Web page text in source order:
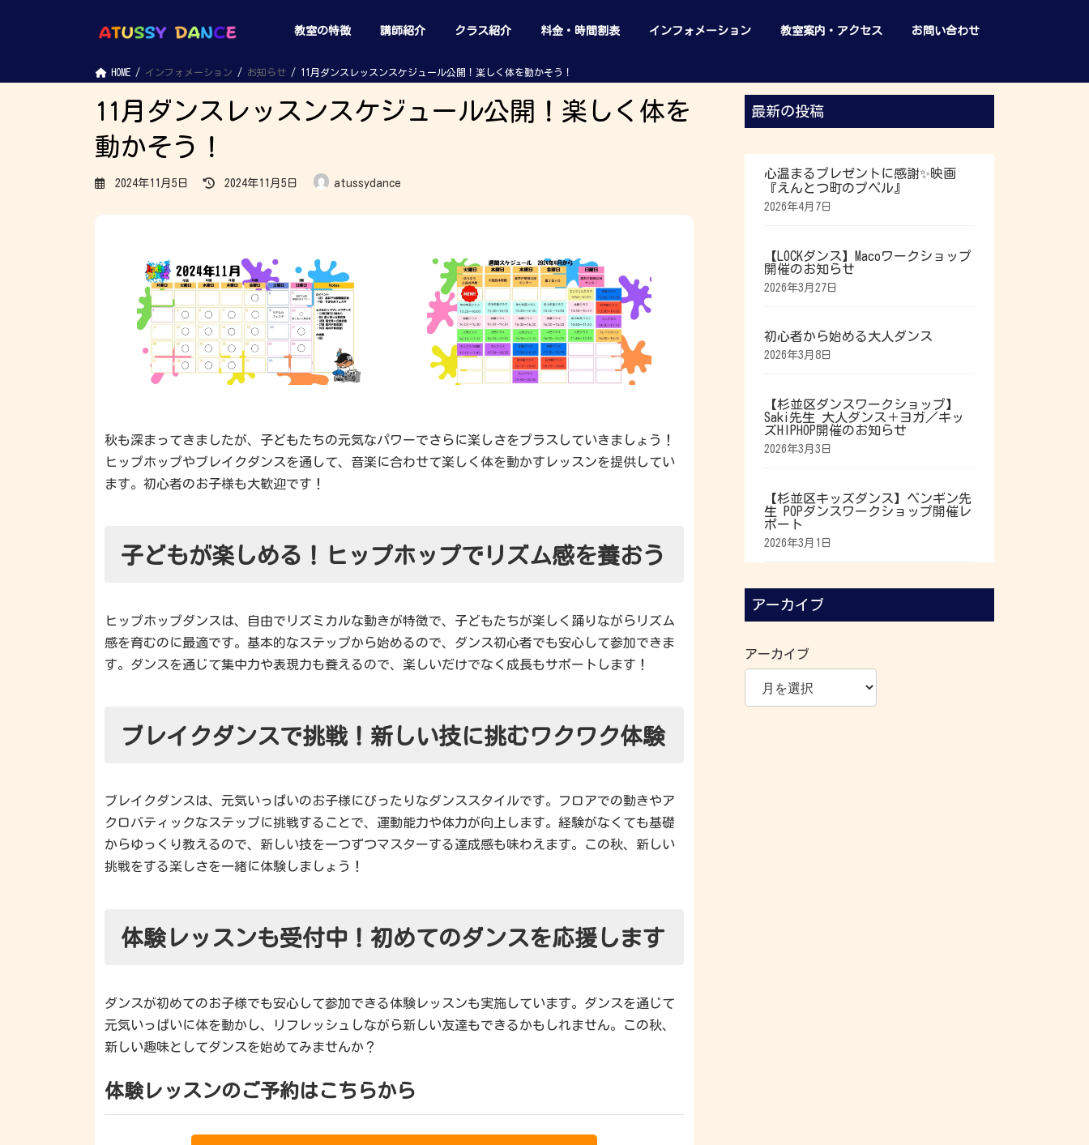
ス
ン
教室の特徴 講師紹介 クラス紹介 料金・時間割表 インフォメーション 教室案内・アクセス お問い合わせ
HOME インフォメーション お知らせ 11月ダンスレッスンスケジュール公開！楽しく体を動かそう！
11月ダンスレッスンスケジュール公開！楽しく体を
動かそう！
2024年11月5日
最
終
2024年11月5日 atussydance
秋も深まってきましたが、子どもたちの元気なパワーでさらに楽しさをプラスしていきましょう！
ヒップホップやブレイクダンスを通して、音楽に合わせて楽しく体を動かすレッスンを提供してい
ます。初心者のお子様も大歓迎です！
子どもが楽しめる！ヒップホップでリズム感を養おう
ヒップホップダンスは、自由でリズミカルな動きが特徴で、子どもたちが楽しく踊りながらリズム
感を育むのに最適です。基本的なステップから始めるので、ダンス初心者でも安心して参加できま
す。ダンスを通じて集中力や表現力も養えるので、楽しいだけでなく成長もサポートします！
ブレイクダンスで挑戦！新しい技に挑むワクワク体験
ブレイクダンスは、元気いっぱいのお子様にぴったりなダンススタイルです。フロアでの動きやア
クロバティックなステップに挑戦することで、運動能力や体力が向上します。経験がなくても基礎
からゆっくり教えるので、新しい技を一つずつマスターする達成感も味わえます。この秋、新しい
挑戦をする楽しさを一緒に体験しましょう！
体験レッスンも受付中！初めてのダンスを応援します
ダンスが初めてのお子様でも安心して参加できる体験レッスンも実施しています。ダンスを通じて
元気いっぱいに体を動かし、リフレッシュしながら新しい友達もできるかもしれません。この秋、
新しい趣味としてダンスを始めてみませんか？
体験レッスンのご予約はこちらから
最新の投稿
心温まるプレゼントに感謝✨映画
『えんとつ町のプペル』
2026年4月7日
【LOCKダンス】Macoワークショップ
開催のお知らせ
2026年3月27日
初心者から始める大人ダンス
2026年3月8日
【杉並区ダンスワークショップ】
Saki先生 大人ダンス＋ヨガ／キッ
ズHIPHOP開催のお知らせ
2026年3月3日
【杉並区キッズダンス】ペンギン先
生 POPダンスワークショップ開催レ
ポート
2026年3月1日
アーカイブ
アーカイブ